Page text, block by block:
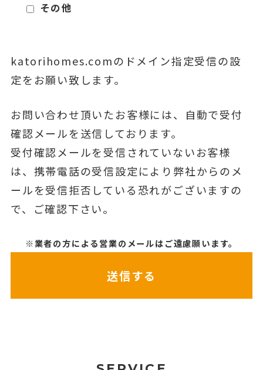
その他
katorihomes.comのドメイン指定受信の設
定をお願い致します。
お問い合わせ頂いたお客様には、自動で受付
確認メールを送信しております。
受付確認メールを受信されていないお客様
は、携帯電話の受信設定により弊社からのメ
ールを受信拒否している恐れがございますの
で、ご確認下さい。
※業者の方による営業のメールはご遠慮願います。